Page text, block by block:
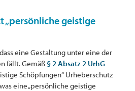
„persönliche geistige
eine Gestaltung unter eine der
fällt. Gemäß§ 2 Absatz 2 UrhG
Schöpfungen“ Urheberschutz
eine „persönliche geistige